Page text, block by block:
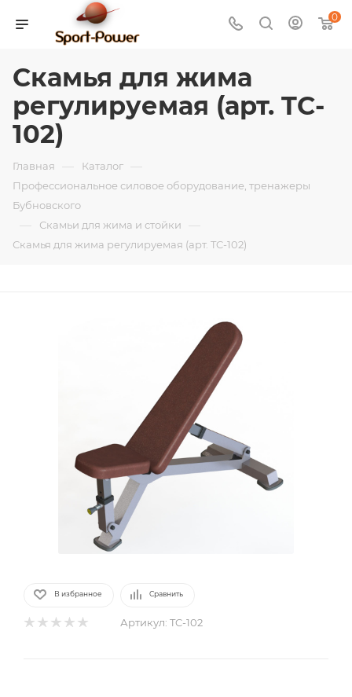
0
Скамья для жима
регулируемая (арт. TC-
102)
Главная — Каталог —
Профессиональное силовое оборудование, тренажеры
Бубновского
— Скамьи для жима и стойки —
Скамья для жима регулируемая (арт. TC-102)
В избранное Сравнить
Артикул: TC-102